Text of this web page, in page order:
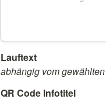
Lauftext
abhängig vom